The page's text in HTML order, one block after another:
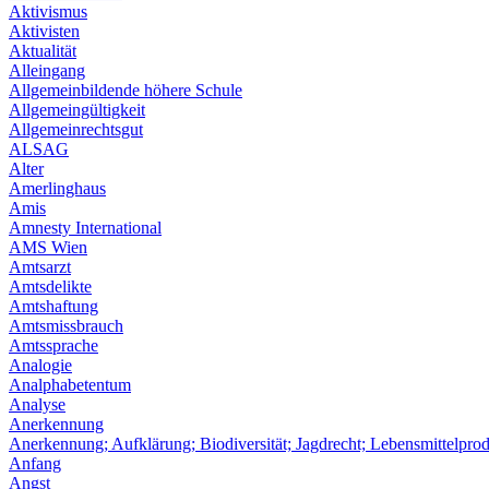
Aktivismus
Aktivisten
Aktualität
Alleingang
Allgemeinbildende höhere Schule
Allgemeingültigkeit
Allgemeinrechtsgut
ALSAG
Alter
Amerlinghaus
Amis
Amnesty International
AMS Wien
Amtsarzt
Amtsdelikte
Amtshaftung
Amtsmissbrauch
Amtssprache
Analogie
Analphabetentum
Analyse
Anerkennung
Anerkennung; Aufklärung; Biodiversität; Jagdrecht;
Anfang
Angst